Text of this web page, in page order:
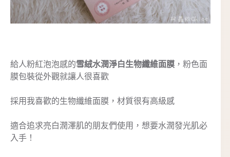
給人粉紅泡泡感的雪絨水潤淨白生物纖維面膜 ，粉色面
膜包裝從外觀就讓人很喜歡
採用我喜歡的生物纖維面膜，材質很有高級感
適合追求亮白潤澤肌的朋友們使用，想要水潤發光肌必
入手！